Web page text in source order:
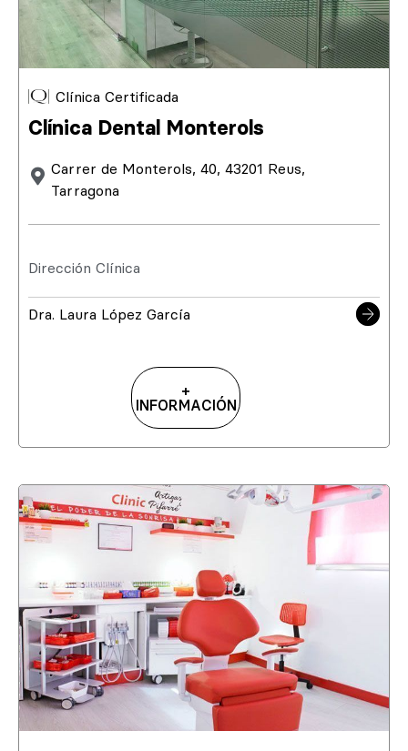
Clínica Certificada
Clínica Dental Monterols
Carrer de Monterols, 40, 43201 Reus,
Tarragona
Dirección Clínica
Dra. Laura López García
+
INFORMACIÓN